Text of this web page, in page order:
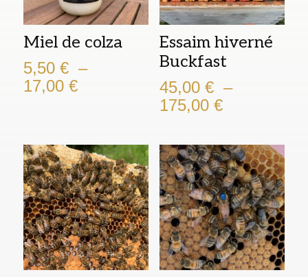
Miel de colza
5,50 € –
17,00 €Plage
à
17,00 €
Essaim hiverné
Buckfast
45,00 € –
175,00 €Plage
prix :
45,00 €
à
175,00 €